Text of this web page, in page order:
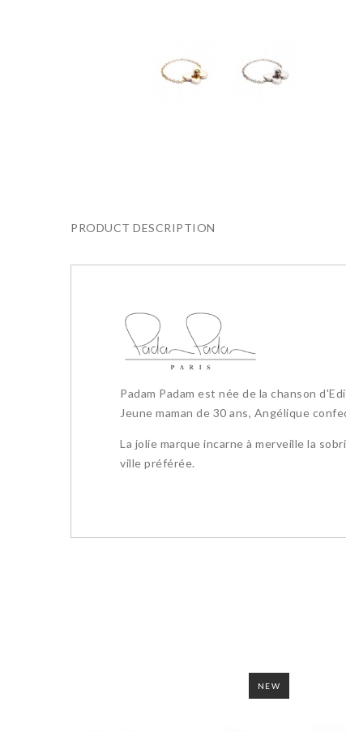
PRODUCT DESCRIPTION
Padam Padam est née de la chanson
Jeune maman de 30 ans, Angélique
La jolie marque incarne à merveille la
ville préférée.
NEW